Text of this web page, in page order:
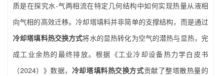
质是在探究水-气两相流在特定几何结构中如何实现热量从液相
向气相的高效迁移。冷却塔填料并非简单的支撑结构，而是通过
冷却塔填料热交换方式将水的显热转化为空气的潜热与显热，完
成工业余热的最终排放。根据《工业冷却设备热力学白皮书
（2024）》数据， 冷却塔填料热交换方式贡献了整塔散热量的